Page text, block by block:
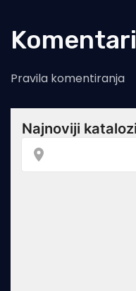
Komentari
Pravila komentiranja